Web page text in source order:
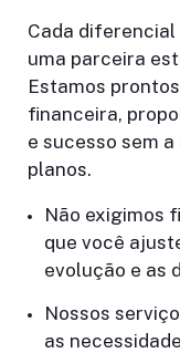
Cada
uma parceira
Estamos
financeira,
e sucesso sem
planos.
Não exigimos
que você
evolução e as
Nossos
as